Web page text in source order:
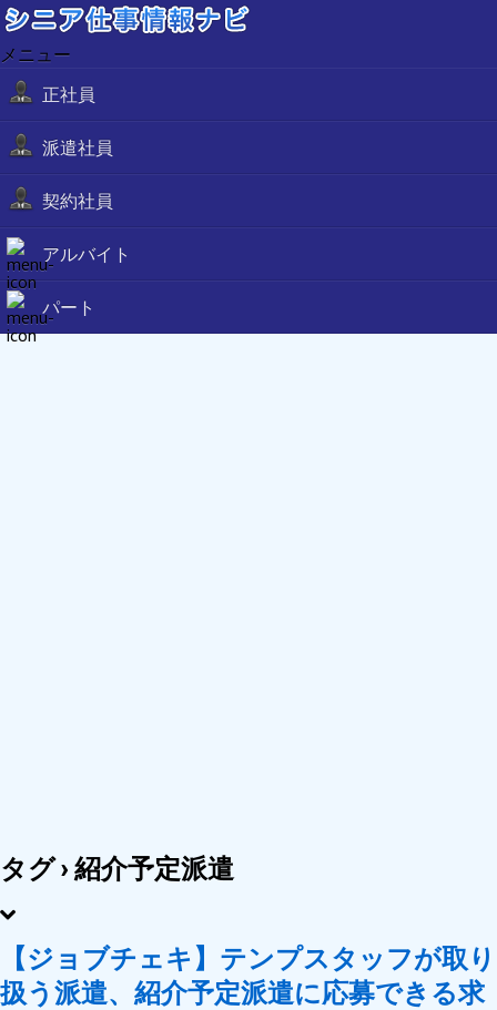
メニュー
正社員
派遣社員
契約社員
アルバイト
パート
タグ › 紹介予定派遣
【ジョブチェキ】テンプスタッフが取り
扱う派遣、紹介予定派遣に応募できる求